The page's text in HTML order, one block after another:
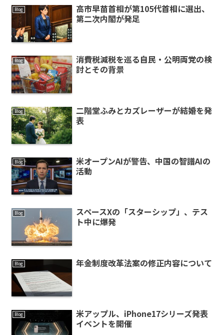
Blog
高市早苗首相が第105代首相に選出、
第二次内閣が発足
Blog
消費税減税を巡る自民・公明両党の検
討とその背景
Blog
二階堂ふみとカズレーザーが結婚を発
表
Blog
米オープンAIが警告、中国の智譜AIの
活動
Blog
スペースXの「スターシップ」、テス
ト中に爆発
Blog 年金制度改革法案の修正内容について
Blog
米アップル、iPhone17シリーズ発表
イベントを開催